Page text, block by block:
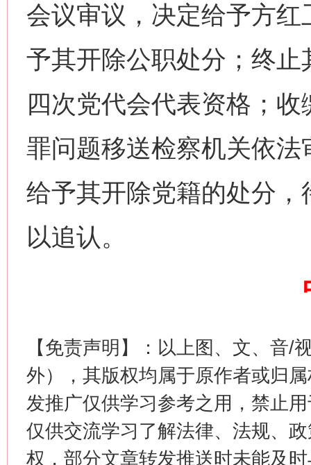
会议审议，决定给予方
予其开除公职处分；终
四次党代会代表资格；
罪问题移送检察机关依
给予其开除党籍的处分
以追认。
【免责声明】：以上图、文、音/
外），其版权均属于原作者或归
发推广仅供学习参考之用，禁止
仅供交流学习了解法律、法规、
权，部分文章转发推送时未能及
网上购药对药下症？